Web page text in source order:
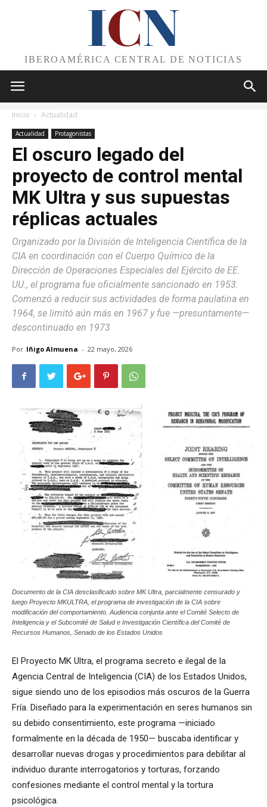
ICN
IBEROAMÉRICA CENTRAL DE NOTICIAS
Inicio Actualidad
Actualidad Protagonistas
El oscuro legado del
proyecto de control mental
MK Ultra y sus supuestas
réplicas actuales
Organizado por la División de Inteligencia Científica de la
CIA en coordinación con el Cuerpo Químico de la
Dirección de Operaciones Especiales del Ejército de EE.
UU., el programa fue oficialmente sancionado en 1953.
Comenzó a reducir sus actividades de forma paulatina en
1964, se limitó aún más en 1967 y fue —presuntamente—
descontinuado en 1973
Por Iñigo Almuena - 22 mayo, 2026
Documento de la CIA desclasificado sobre MK Ultra, parcialmente censurado y
luego Proyecto MKULTRA, el programa de investigación de la CIA sobre
modificación del comportamiento. Audiencia conjunta ante el Comité Selecto de
Inteligencia y el Subcomité de Salud e Investigación Científica del Comité de
Recursos Humanos, Senado de los Estados Unidos
El Proyecto MK Ultra, el programa secreto e ilegal de la
Agencia Central de Inteligencia (CIA) de los Estados Unidos,
sigue siendo uno de los episodios más oscuros de la Guerra
Fría. Diseñado para la experimentación en seres humanos sin
su debido consentimiento, este programa —iniciado
formalmente en la década de 1950— buscaba identificar y
desarrollar nuevas drogas y procedimientos para debilitar al
individuo durante interrogatorios y torturas, forzando
confesiones mediante el control mental y la tortura
psicológica.